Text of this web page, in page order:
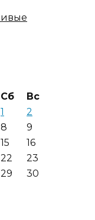
Сб
Вс
1
2
8
9
15
16
22
23
29
30